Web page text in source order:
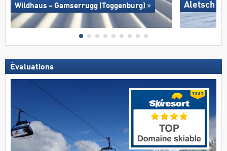
Wildhaus – Gamserrugg (Toggenburg) Aletsch
Évaluations